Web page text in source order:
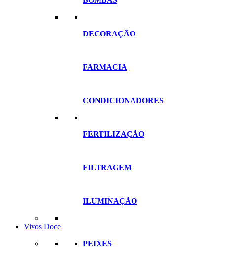
DECORAÇÃO
FARMACIA
CONDICIONADORES
FERTILIZAÇÃO
FILTRAGEM
ILUMINAÇÃO
Vivos Doce
PEIXES